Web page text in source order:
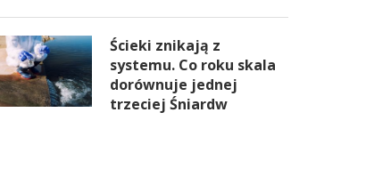
Ścieki znikają z
systemu. Co roku skala
dorównuje jednej
trzeciej Śniardw